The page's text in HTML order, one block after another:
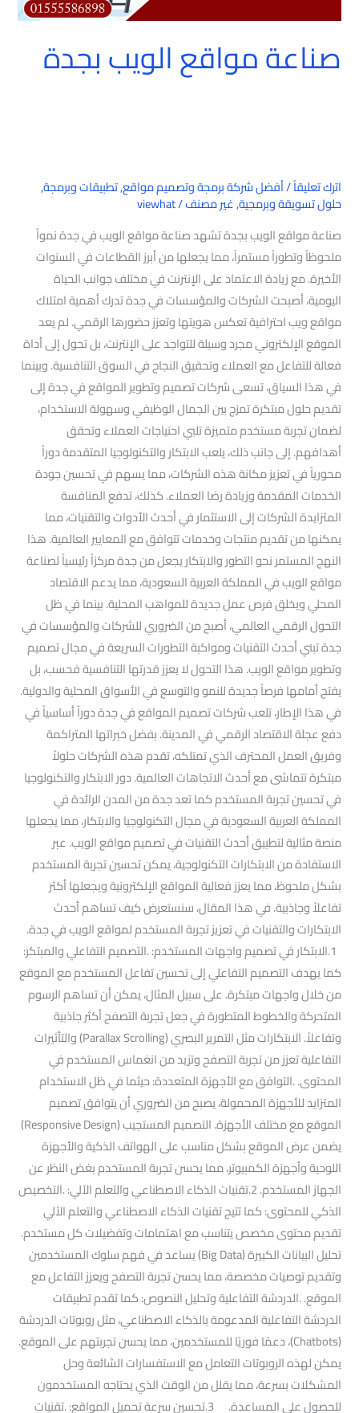
صناعة مواقع الويب بجدة
اترك تعليقاً/أفضل شركة برمجة وتصميم مواقع,تطبيقات وبرمجة,
حلول تسويقة وبرمجية,غير مصنف/
viewhat
صناعة مواقع الويب بجدة تشهد صناعة مواقع الويب في جدة نمواً
ملحوظاً وتطوراً مستمراً، مما يجعلها من أبرز القطاعات في السنوات
الأخيرة. مع زيادة الاعتماد على الإنترنت في مختلف جوانب الحياة
اليومية، أصبحت الشركات والمؤسسات في جدة تدرك أهمية امتلاك
مواقع ويب احترافية تعكس هويتها وتعزز حضورها الرقمي. لم يعد
الموقع الإلكتروني مجرد وسيلة للتواجد على الإنترنت، بل تحول إلى أداة
فعالة للتفاعل مع العملاء وتحقيق النجاح في السوق التنافسية. وبينما
في هذا السياق، تسعى شركات تصميم وتطوير المواقع في جدة إلى
تقديم حلول مبتكرة تمزج بين الجمال الوظيفي وسهولة الاستخدام،
لضمان تجربة مستخدم متميزة تلبي احتياجات العملاء وتحقق
أهدافهم. إلى جانب ذلك، يلعب الابتكار والتكنولوجيا المتقدمة دوراً
محورياً في تعزيز مكانة هذه الشركات، مما يسهم في تحسين جودة
الخدمات المقدمة وزيادة رضا العملاء. كذلك، تدفع المنافسة
المتزايدة الشركات إلى الاستثمار في أحدث الأدوات والتقنيات، مما
يمكنها من تقديم منتجات وخدمات تتوافق مع المعايير العالمية. هذا
النهج المستمر نحو التطور والابتكار يجعل من جدة مركزاً رئيسياً لصناعة
مواقع الويب في المملكة العربية السعودية، مما يدعم الاقتصاد
المحلي ويخلق فرص عمل جديدة للمواهب المحلية. بينما في ظل
التحول الرقمي العالمي، أصبح من الضروري للشركات والمؤسسات في
جدة تبني أحدث التقنيات ومواكبة التطورات السريعة في مجال تصميم
وتطوير مواقع الويب. هذا التحول لا يعزز قدرتها التنافسية فحسب، بل
يفتح أمامها فرصاً جديدة للنمو والتوسع في الأسواق المحلية والدولية.
في هذا الإطار، تلعب شركات تصميم المواقع في جدة دوراً أساسياً في
دفع عجلة الاقتصاد الرقمي في المدينة. بفضل خبراتها المتراكمة
وفريق العمل المحترف الذي تمتلكه، تقدم هذه الشركات حلولاً
مبتكرة تتماشى مع أحدث الاتجاهات العالمية. دور الابتكار والتكنولوجيا
في تحسين تجربة المستخدم كما تعد جدة من المدن الرائدة في
المملكة العربية السعودية في مجال التكنولوجيا والابتكار، مما يجعلها
منصة مثالية لتطبيق أحدث التقنيات في تصميم مواقع الويب. عبر
الاستفادة من الابتكارات التكنولوجية، يمكن تحسين تجربة المستخدم
بشكل ملحوظ، مما يعزز فعالية المواقع الإلكترونية ويجعلها أكثر
تفاعلاً وجاذبية. في هذا المقال، سنستعرض كيف تساهم أحدث
الابتكارات والتقنيات في تعزيز تجربة المستخدم لمواقع الويب في جدة.
1.الابتكار في تصميم واجهات المستخدم: .التصميم التفاعلي والمبتكر:
كما يهدف التصميم التفاعلي إلى تحسين تفاعل المستخدم مع الموقع
من خلال واجهات مبتكرة. على سبيل المثال، يمكن أن تساهم الرسوم
المتحركة والخطوط المتطورة في جعل تجربة التصفح أكثر جاذبية
وتفاعلاً. الابتكارات مثل التمرير البصري (Parallax Scrolling) والتأثيرات
التفاعلية تعزز من تجربة التصفح وتزيد من انغماس المستخدم في
المحتوى. .التوافق مع الأجهزة المتعددة: حيثما في ظل الاستخدام
المتزايد للأجهزة المحمولة، يصبح من الضروري أن يتوافق تصميم
الموقع مع مختلف الأجهزة. التصميم المستجيب (Responsive Design)
يضمن عرض الموقع بشكل مناسب على الهواتف الذكية والأجهزة
اللوحية وأجهزة الكمبيوتر، مما يحسن تجربة المستخدم بغض النظر عن
الجهاز المستخدم. 2.تقنيات الذكاء الاصطناعي والتعلم الآلي: .التخصيص
الذكي للمحتوى: كما تتيح تقنيات الذكاء الاصطناعي والتعلم الآلي
تقديم محتوى مخصص يتناسب مع اهتمامات وتفضيلات كل مستخدم.
تحليل البيانات الكبيرة (Big Data) يساعد في فهم سلوك المستخدمين
وتقديم توصيات مخصصة، مما يحسن تجربة التصفح ويعزز التفاعل مع
الموقع. .الدردشة التفاعلية وتحليل النصوص: كما تقدم تطبيقات
الدردشة التفاعلية المدعومة بالذكاء الاصطناعي، مثل روبوتات الدردشة
(Chatbots)، دعمًا فوريًا للمستخدمين، مما يحسن تجربتهم على الموقع.
يمكن لهذه الروبوتات التعامل مع الاستفسارات الشائعة وحل
المشكلات بسرعة، مما يقلل من الوقت الذي يحتاجه المستخدمون
للحصول على المساعدة. 3.تحسين سرعة تحميل المواقع: .تقنيات